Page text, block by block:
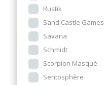
Rustik
Sand Castle Games
Savana
Schmidt
Scorpion Masqué
Sentosphère